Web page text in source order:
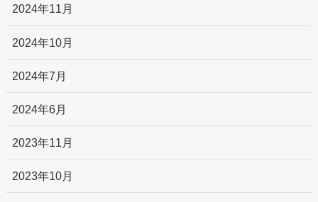
2024年11月
2024年10月
2024年7月
2024年6月
2023年11月
2023年10月